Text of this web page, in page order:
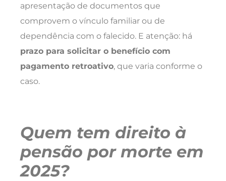
apresentação de documentos que
comprovem o vínculo familiar ou de
dependência com o falecido. E atenção: há
prazo para solicitar o benefício com
pagamento retroativo, que varia conforme o
caso.
Quem tem direito à
pensão por morte em
2025?